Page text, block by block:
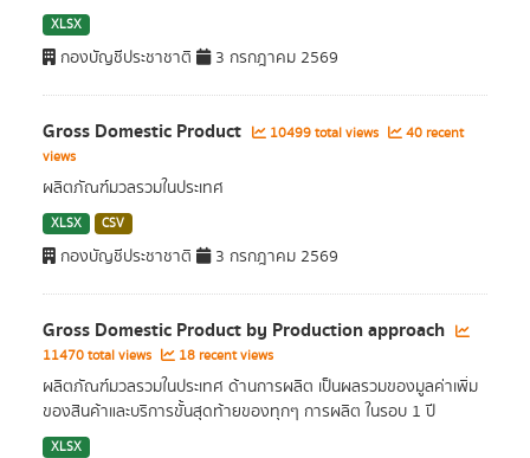
XLSX
กองบัญชีประชาชาติ 3 กรกฎาคม 2569
Gross Domestic Product 10499 total views
40 recent
views
ผลิตภัณฑ์มวลรวมในประเทศ
XLSX CSV
กองบัญชีประชาชาติ 3 กรกฎาคม 2569
Gross Domestic Product by Production approach
11470 total views 18 recent views
ผลิตภัณฑ์มวลรวมในประเทศ ด้านการผลิต เป็นผลรวมของมูลค่าเพิ่ม
ของสินค้าและบริการขั้นสุดท้ายของทุกๆ การผลิต ในรอบ 1 ปี
XLSX